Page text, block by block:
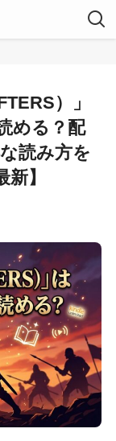
）」
める？配
読み方を
】